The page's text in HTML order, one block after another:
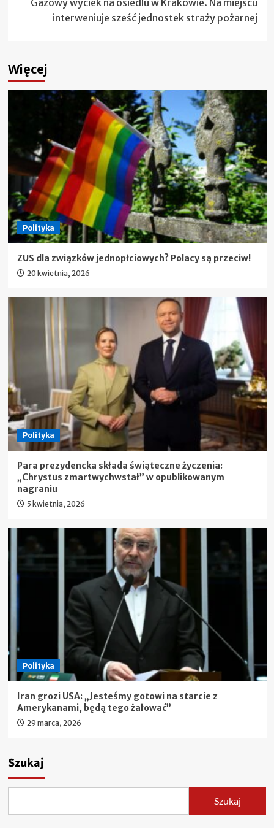
Gazowy wyciek na osiedlu w Krakowie. Na miejscu
interweniuje sześć jednostek straży pożarnej
Więcej
Polityka
ZUS dla związków jednopłciowych? Polacy są przeciw!
20 kwietnia, 2026
Polityka
Para prezydencka składa świąteczne życzenia:
„Chrystus zmartwychwstał” w opublikowanym
nagraniu
5 kwietnia, 2026
Polityka
Iran grozi USA: „Jesteśmy gotowi na starcie z
Amerykanami, będą tego żałować”
29 marca, 2026
Szukaj
Szukaj